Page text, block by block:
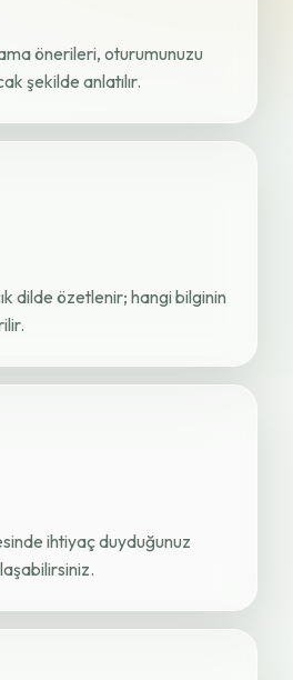
önerileri, oturumunuzu
şekilde anlatılır.
dilde özetlenir; hangi bilginin
ihtiyaç duyduğunuz